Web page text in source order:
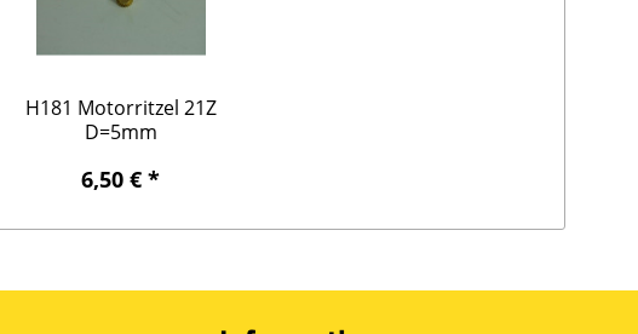
H181 Motorritzel 21Z
D=5mm
6,50 € *